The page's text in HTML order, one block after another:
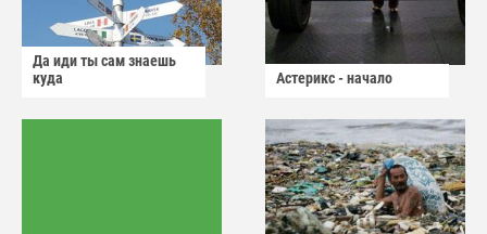
Да иди ты сам знаешь
куда
Астерикс - начало